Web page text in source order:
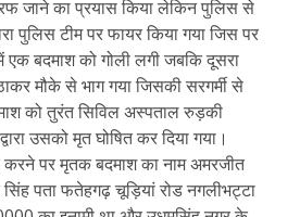
जाने का प्रयास किया लेकिन पुलिस से
पुलिस टीम पर फायर किया गया जिस पर
एक बदमाश को गोली लगी जबकि दूसरा
मौके से भाग गया जिसकी सरगर्मी से
को तुरंत सिविल अस्पताल रुड़की
उसको मृत घोषित कर दिया गया।
करने पर मृतक बदमाश का नाम अमरजीत
पता फतेहगढ़ चूड़ियां रोड नगलीभट्टा